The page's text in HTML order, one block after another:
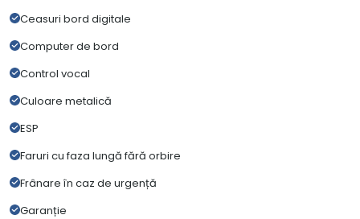
Ceasuri bord digitale
Computer de bord
Control vocal
Culoare metalică
ESP
Faruri cu faza lungă fără orbire
Frânare în caz de urgență
Garanție